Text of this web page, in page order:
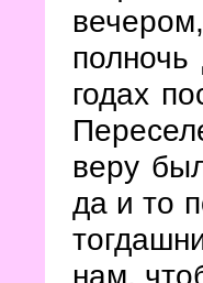
годах
веру
да и то
нам,